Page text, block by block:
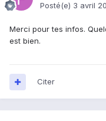
Posté(e) 3 avril
Merci pour tes infos.
est bien.
Citer